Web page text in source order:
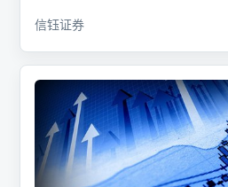
信钰证券